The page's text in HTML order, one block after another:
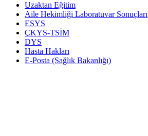
Uzaktan Eğitim
Aile Hekimliği Laboratuvar Sonuçları
ESYS
ÇKYS-TSİM
DYS
Hasta Hakları
E-Posta (Sağlık Bakanlığı)